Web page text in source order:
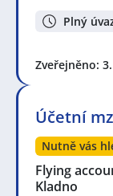
Plný
Zveřejněno:
Účetní
Nutně vás
Flying
Kladno